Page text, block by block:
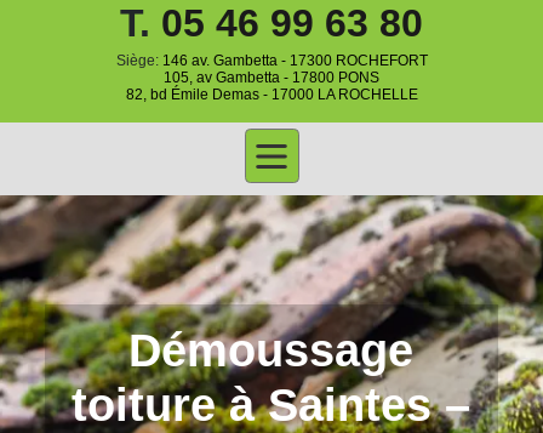
T. 05 46 99 63 80
Siège: 146 av. Gambetta - 17300 ROCHEFORT
105, av Gambetta - 17800 PONS
82, bd Émile Demas - 17000 LA ROCHELLE
Démoussage
toiture à Saintes –